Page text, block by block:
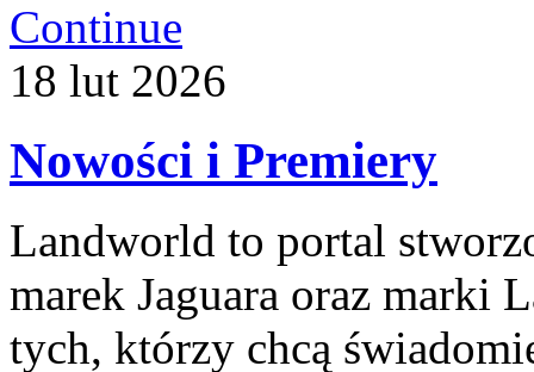
Continue
18 lut 2026
Nowości i Premiery
Landworld to portal
marek Jaguara oraz marki
tych, którzy chcą